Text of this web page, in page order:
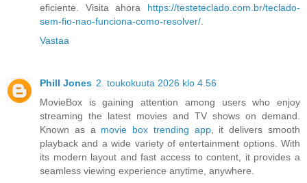
eficiente. Visita ahora https://testeteclado.com.br/teclado-
sem-fio-nao-funciona-como-resolver/
Vastaa
Phill Jones 2. toukokuuta 2026 klo 4.56
MovieBox is gaining attention among users who enjoy
streaming the latest movies and TV shows on demand.
Known as a movie box trending app, it delivers smooth
playback and a wide variety of entertainment options. With
its modern layout and fast access to content, it provides a
seamless viewing experience anytime, anywhere.